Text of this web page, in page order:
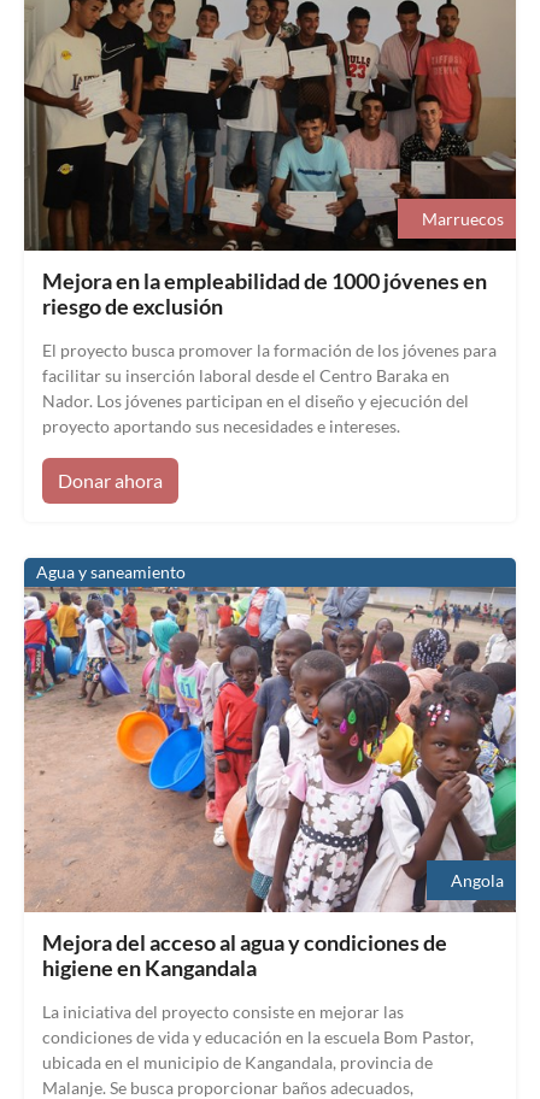
Marruecos
Mejora en la empleabilidad de 1000 jóvenes en
riesgo de exclusión
El proyecto busca promover la formación de los jóvenes para
facilitar su inserción laboral desde el Centro Baraka en
Nador. Los jóvenes participan en el diseño y ejecución del
proyecto aportando sus necesidades e intereses.
Donar ahora
Agua y saneamiento
Angola
Mejora del acceso al agua y condiciones de
higiene en Kangandala
La iniciativa del proyecto consiste en mejorar las
condiciones de vida y educación en la escuela Bom Pastor,
ubicada en el municipio de Kangandala, provincia de
Malanje. Se busca proporcionar baños adecuados,